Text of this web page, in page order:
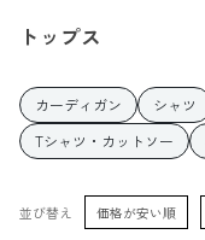
トップス
カーディガン シャツ
Tシャツ・カットソー
並び替え 価格が安い順